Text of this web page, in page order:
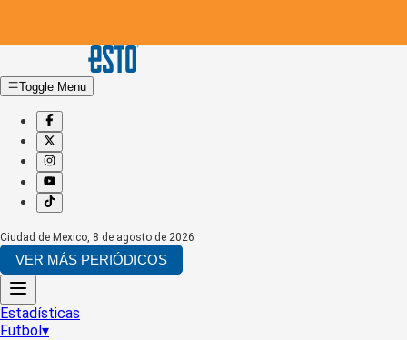
Toggle Menu
Ciudad de Mexico, 8 de agosto de 2026
VER MÁS PERIÓDICOS
Estadísticas
Futbol▾